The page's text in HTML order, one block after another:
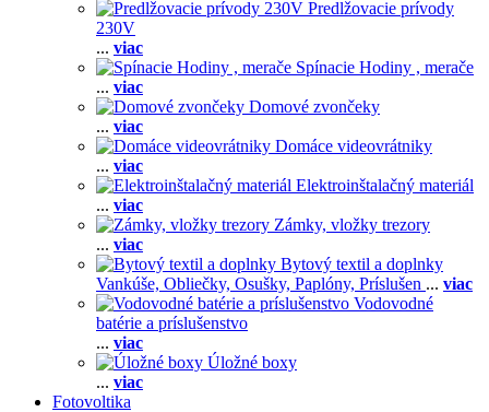
Predlžovacie prívody
230V
... viac
Spínacie Hodiny , merače
... viac
Domové zvončeky
... viac
Domáce videovrátniky
... viac
Elektroinštalačný materiál
... viac
Zámky, vložky trezory
... viac
Bytový textil a doplnky
Vankúše, Obliečky, Osušky, Paplóny, Príslušen ... viac
Vodovodné
batérie a príslušenstvo
... viac
Úložné boxy
... viac
Fotovoltika